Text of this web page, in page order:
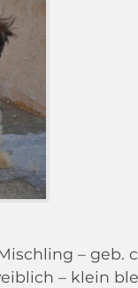
– geb.
– klein